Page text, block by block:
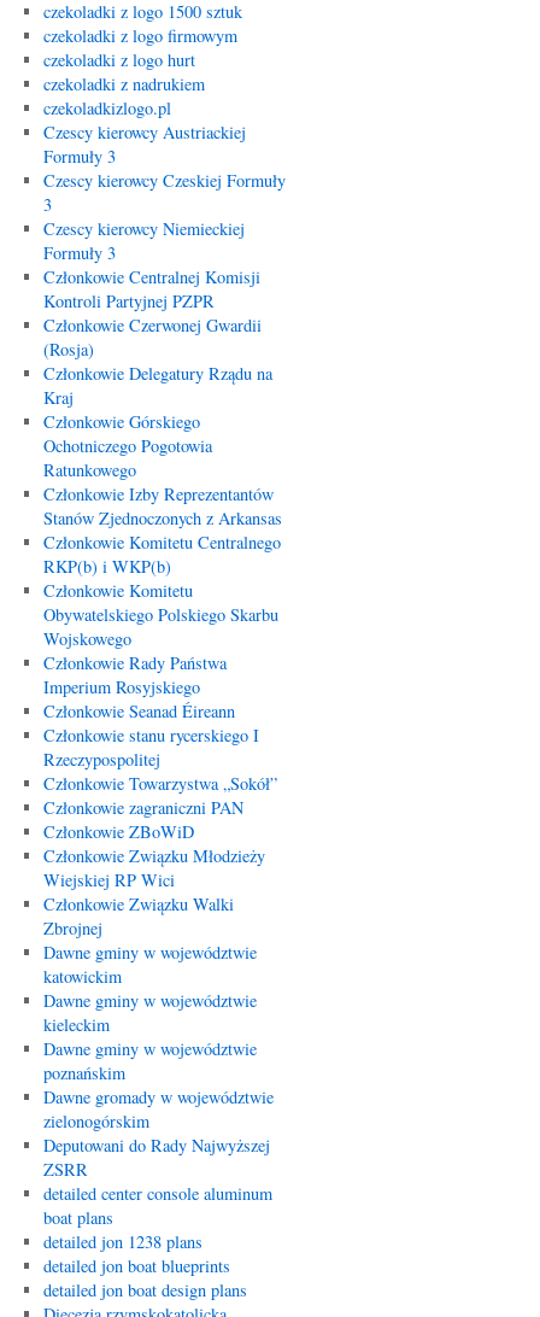
czekoladki z logo 1500 sztuk
czekoladki z logo firmowym
czekoladki z logo hurt
czekoladki z nadrukiem
czekoladkizlogo.pl
Czescy kierowcy Austriackiej
Formuły 3
Czescy kierowcy Czeskiej Formuły
3
Czescy kierowcy Niemieckiej
Formuły 3
Członkowie Centralnej Komisji
Kontroli Partyjnej PZPR
Członkowie Czerwonej Gwardii
(Rosja)
Członkowie Delegatury Rządu na
Kraj
Członkowie Górskiego
Ochotniczego Pogotowia
Ratunkowego
Członkowie Izby Reprezentantów
Stanów Zjednoczonych z Arkansas
Członkowie Komitetu Centralnego
RKP(b) i WKP(b)
Członkowie Komitetu
Obywatelskiego Polskiego Skarbu
Wojskowego
Członkowie Rady Państwa
Imperium Rosyjskiego
Członkowie Seanad Éireann
Członkowie stanu rycerskiego I
Rzeczypospolitej
Członkowie Towarzystwa „Sokół”
Członkowie zagraniczni PAN
Członkowie ZBoWiD
Członkowie Związku Młodzieży
Wiejskiej RP Wici
Członkowie Związku Walki
Zbrojnej
Dawne gminy w województwie
katowickim
Dawne gminy w województwie
kieleckim
Dawne gminy w województwie
poznańskim
Dawne gromady w województwie
zielonogórskim
Deputowani do Rady Najwyższej
ZSRR
detailed center console aluminum
boat plans
detailed jon 1238 plans
detailed jon boat blueprints
detailed jon boat design plans